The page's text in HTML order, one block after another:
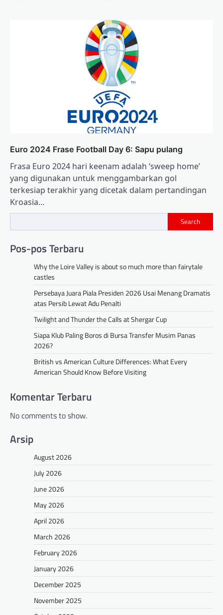
Euro 2024 Frase Football Day 6: Sapu pulang
Frasa Euro 2024 hari keenam adalah ‘sweep home’
yang digunakan untuk menggambarkan gol
terkesiap terakhir yang dicetak dalam pertandingan
Kroasia…
Search
Pos-pos Terbaru
Why the Loire Valley is about so much more than fairytale
castles
Persebaya Juara Piala Presiden 2026 Usai Menang Dramatis
atas Persib Lewat Adu Penalti
Twilight and Thunder the Calls at Shergar Cup
Siapa Klub Paling Boros di Bursa Transfer Musim Panas
2026?
British vs American Culture Differences: What Every
American Should Know Before Visiting
Komentar Terbaru
No comments to show.
Arsip
August 2026
July 2026
June 2026
May 2026
April 2026
March 2026
February 2026
January 2026
December 2025
November 2025